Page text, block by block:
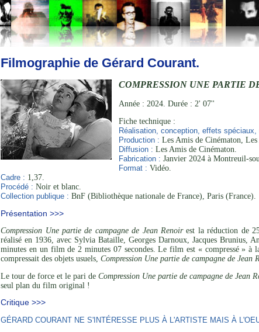
Filmographie de Gérard Courant.
COMPRESSION UNE PARTIE
Année : 2024. Durée : 2' 07''
Fiche technique :
Réalisation, conception, effets spéciaux,
Production : Les Amis de Cinématon,
Diffusion : Les Amis de Cinématon.
Fabrication : Janvier 2024 à Montreuil-
Format : Vidéo.
Cadre : 1,37.
Procédé : Noir et blanc.
Collection publique : BnF (Bibliothèque nationale de France), Paris (France).
Présentation >>>
Compression Une partie de campagne de Jean Renoirest la réduction de
réalisé en 1936, avec Sylvia Bataille, Georges Darnoux, Jacques Brunius,
minutes en un film de 2 minutes 07 secondes. Le film est « compressé »
compressait des objets usuels,Compression Une partie de campagne de Jean
Le tour de force et le pari deCompression Une partie de campagne de Jean
seul plan du film original !
Critique >>>
GÉRARD COURANT NE S'INTÉRESSE PLUS À L'ARTISTE MAIS À